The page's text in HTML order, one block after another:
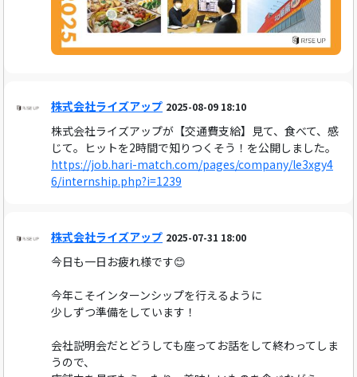
株式会社ライズアップ 2025-08-09 18:10
株式会社ライズアップが【交通費支給】見て、食べて、感
じて。ヒットを2時間で知りつくそう！を公開しました。
https://job.hari-match.com/pages/company/le3xgy4
6/internship.php?i=1239
株式会社ライズアップ 2025-07-31 18:00
今日も一日お疲れ様です😊
今年こそインターンシップを行えるように
少しずつ準備をしています！
会社説明会だとどうしても座ってお話をして終わってしま
うので、